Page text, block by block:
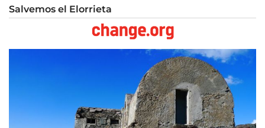
Salvemos el Elorrieta